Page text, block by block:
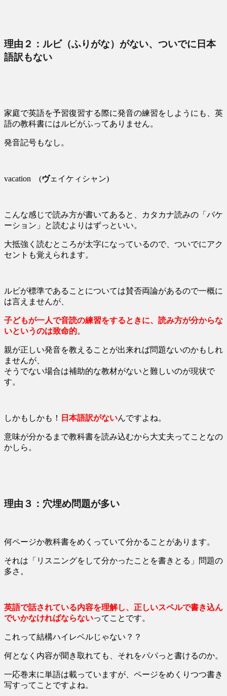
理由２：ルビ（ふりがな）がない、ついでに日本
語訳もない
家庭で英語を予習復習する際に発音の練習をしようにも、英
語の教科書にはルビがふってありません。
発音記号もなし。
vacation (ヴェイケィシャン)
こんな感じで読み方が書いてあると、カタカナ読みの「バケ
ーション」と読むよりはずっといい。
大抵強く読むところが太字になっているので、ついでにアク
セントも覚えられます。
ルビが標準であることについては賛否両論があるので一概に
は言えませんが、
子どもが一人で音読の練習をするときに、読み方が分からな
いというのは致命的。
親が正しい発音を教えることが出来れば問題ないのかもしれ
ませんが、
そうでない場合は補助的な教材がないと難しいのが現状で
す。
しかもしかも！ 日本語訳がないんですよね。
意味が分かるまで教科書を読み込むから大丈夫ってことなの
かしら。
理由３：穴埋め問題が多い
何ページか教科書をめくっていて分かることがあります。
それは「リスニングをして分かったことを書きとる」問題の
多さ。
英語で話されている内容を理解し、正しいスペルで書き込ん
でいかなければならないってことです。
これって結構ハイレベルじゃない？？
何となく内容が聞き取れても、それをパパっと書けるのか。
一応巻末に単語は載っていますが、ページをめくりつつ書き
写すってことですよね。